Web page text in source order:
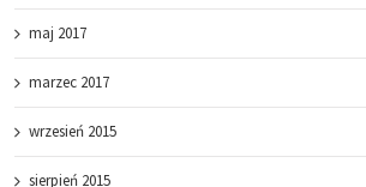
maj 2017
marzec 2017
wrzesień 2015
sierpień 2015